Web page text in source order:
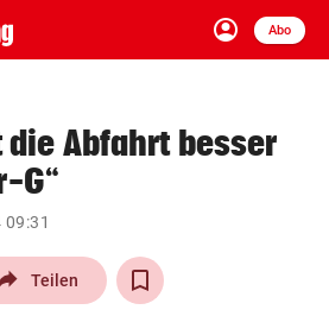
account_circle
Anmelden
Abo
close Schließen
arrow_right
die Abfahrt besser
G“
Teilen